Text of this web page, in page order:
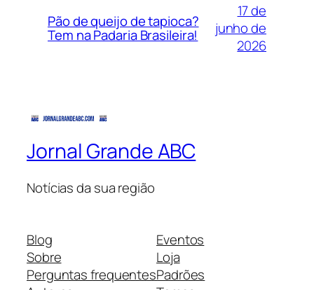
Pão de queijo de tapioca?
Tem na Padaria Brasileira!
17 de
junho de
2026
Jornal Grande ABC
Notícias da sua região
Blog
Sobre
Perguntas frequentes
Eventos
Loja
Padrões